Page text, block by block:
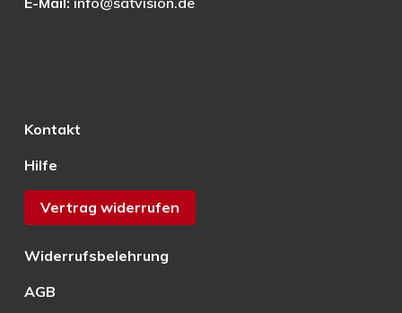
Kontakt
Hilfe
Vertrag widerrufen
Widerrufsbelehrung
AGB